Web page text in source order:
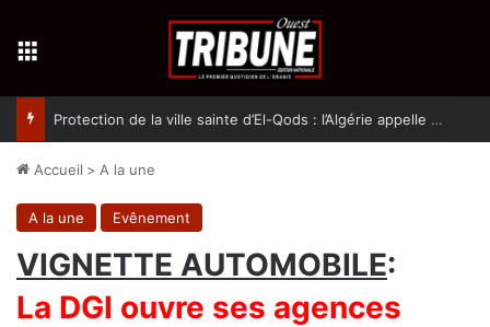
Protection de la ville sainte d’El-Qods : l’Algérie appelle à une action collective
Accueil > A la une
A la une Evênement
VIGNETTE AUTOMOBILE:
La DGI ouvre ses agences